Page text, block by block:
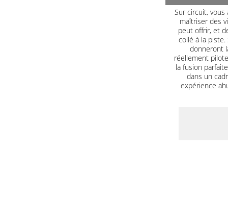
Sur circuit, vous
maîtriser des
peut offrir, et
collé à la
donneront
réellement
la fusion
dans un
expérience